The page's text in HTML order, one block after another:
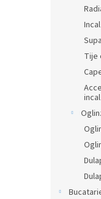
Tije